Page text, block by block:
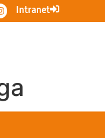
Intranet